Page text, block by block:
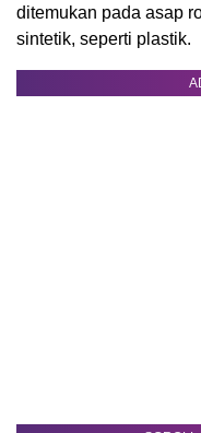
ditemukan pada asap
sintetik, seperti plastik.